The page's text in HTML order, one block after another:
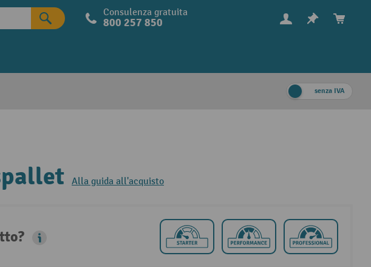
Consulenza gratuita
800 257 850
senza IVA
Alla guida all'acquisto